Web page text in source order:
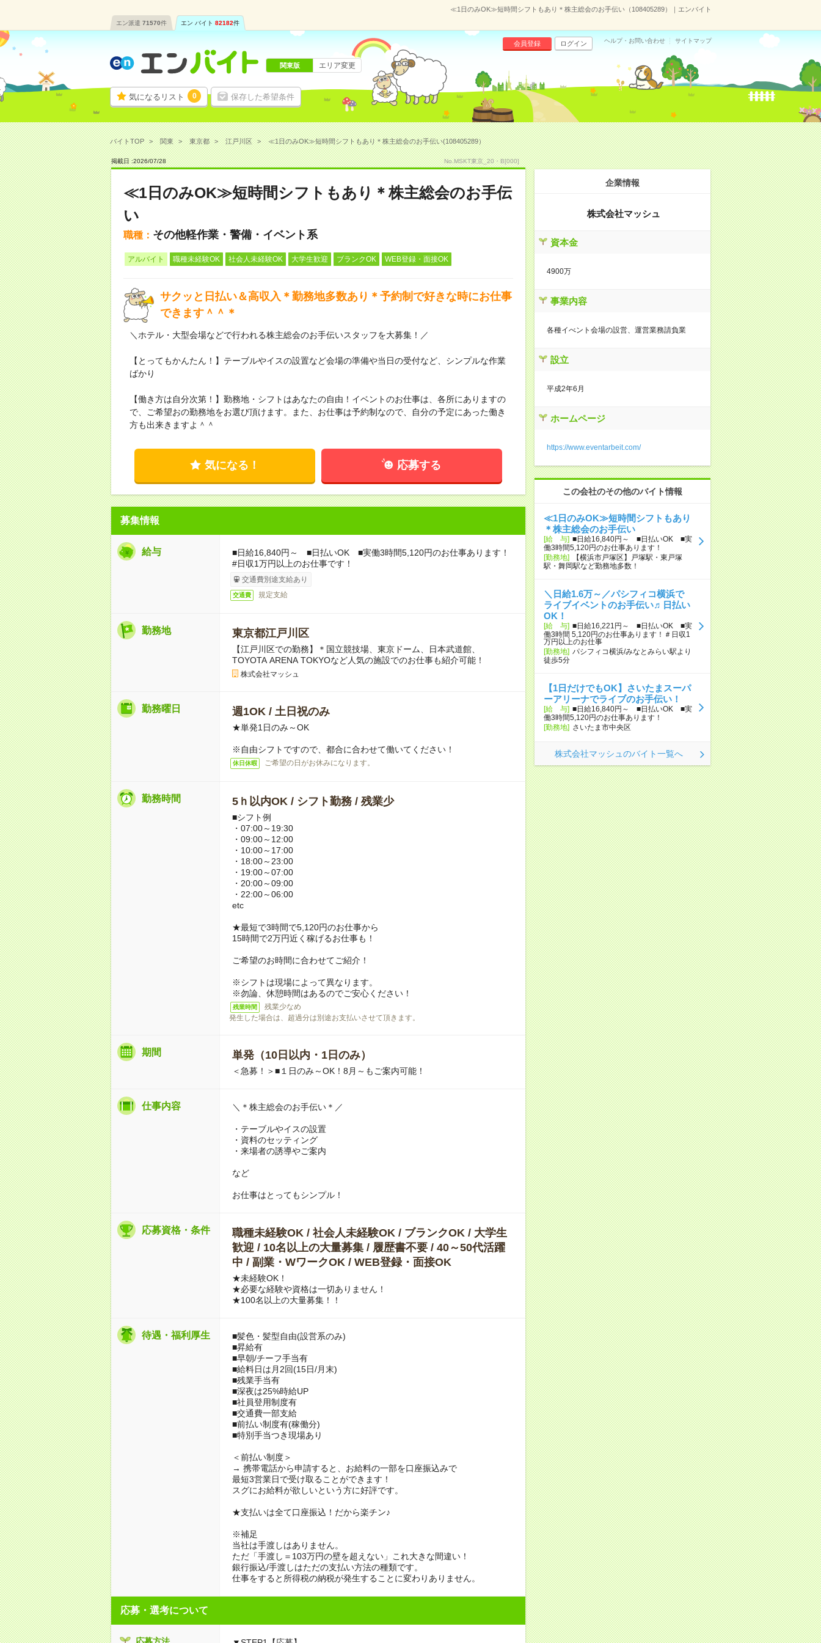
≪1日のみOK≫短時間シフトもあり＊株主総会のお手伝い（108405289）｜エンバイト
エン派遣 71570件 エン バイト 82182件
気になるリスト 0 保存した希望条件
会員登録 ログイン ヘルプ・お問い合わせ サイトマップ
関東版 エリア変更
バイトTOP 関東 東京都 江戸川区 ≪1日のみOK≫短時間シフトもあり＊株主総会のお手伝い(108405289）
掲載日 :2026/07/28 No.MSKT東京_20・B[000]
≪1日のみOK≫短時間シフトもあり＊株主総会のお手伝
い
職種： その他軽作業・警備・イベント系
アルバイト 職種未経験OK 社会人未経験OK 大学生歓迎 ブランクOK WEB登録・面接OK
サクッと日払い＆高収入＊勤務地多数あり＊予約制で好きな時にお仕事
できます＾＾＊
＼ホテル・大型会場などで行われる株主総会のお手伝いスタッフを大募集！／
【とってもかんたん！】テーブルやイスの設置など会場の準備や当日の受付など、シンプルな作業
ばかり
【働き方は自分次第！】勤務地・シフトはあなたの自由！イベントのお仕事は、各所にありますの
で、ご希望おの勤務地をお選び頂けます。また、お仕事は予約制なので、自分の予定にあった働き
方も出来きますよ＾＾
気になる！ 応募する
募集情報
給与
■日給16,840円～ ■日払いOK ■実働3時間5,120円のお仕事あります！
#日収1万円以上のお仕事です！
交通費別途支給あり
交通費 規定支給
勤務地 東京都江戸川区
【江戸川区での勤務】＊国立競技場、東京ドーム、日本武道館、
TOYOTA ARENA TOKYOなど人気の施設でのお仕事も紹介可能！
株式会社マッシュ
勤務曜日 週1OK / 土日祝のみ
★単発1日のみ～OK
※自由シフトですので、都合に合わせて働いてください！
休日休暇 ご希望の日がお休みになります。
勤務時間 5ｈ以内OK / シフト勤務 / 残業少
■シフト例
・07:00～19:30
・09:00～12:00
・10:00～17:00
・18:00～23:00
・19:00～07:00
・20:00～09:00
・22:00～06:00
etc
★最短で3時間で5,120円のお仕事から
15時間で2万円近く稼げるお仕事も！
ご希望のお時間に合わせてご紹介！
※シフトは現場によって異なります。
※勿論、休憩時間はあるのでご安心ください！
残業時間
残業少なめ
発生した場合は、超過分は別途お支払いさせて頂きます。
期間 単発（10日以内・1日のみ）
＜急募！＞■１日のみ～OK！8月～もご案内可能！
仕事内容 ＼＊株主総会のお手伝い＊／
・テーブルやイスの設置
・資料のセッティング
・来場者の誘導やご案内
など
お仕事はとってもシンプル！
応募資格・条件
職種未経験OK / 社会人未経験OK / ブランクOK / 大学生
歓迎 / 10名以上の大量募集 / 履歴書不要 / 40～50代活躍
中 / 副業・WワークOK / WEB登録・面接OK
★未経験OK！
★必要な経験や資格は一切ありません！
★100名以上の大量募集！！
待遇・福利厚生
■髪色・髪型自由(設営系のみ)
■昇給有
■早朝/チーフ手当有
■給料日は月2回(15日/月末)
■残業手当有
■深夜は25%時給UP
■社員登用制度有
■交通費一部支給
■前払い制度有(稼働分)
■特別手当つき現場あり
＜前払い制度＞
→ 携帯電話から申請すると、お給料の一部を口座振込みで
最短3営業日で受け取ることができます！
スグにお給料が欲しいという方に好評です。
★支払いは全て口座振込！だから楽チン♪
※補足
当社は手渡しはありません。
ただ「手渡し＝103万円の壁を超えない」これ大きな間違い！
銀行振込/手渡しはただの支払い方法の種類です。
仕事をすると所得税の納税が発生することに変わりありません。
応募・選考について
応募方法
企業情報
株式会社マッシュ
資本金
4900万
事業内容
各種イべント会場の設営、運営業務請負業
設立
平成2年6月
ホームページ
https://www.eventarbeit.com/
この会社のその他のバイト情報
≪1日のみOK≫短時間シフトもあり
＊株主総会のお手伝い
[給 与] ■日給16,840円～ ■日払いOK ■実
働3時間5,120円のお仕事あります！
[勤務地]
【横浜市戸塚区】戸塚駅・東戸塚
駅・舞岡駅など勤務地多数！
＼日給1.6万～／パシフィコ横浜で
ライブイベントのお手伝い♬日払い
OK！
[給 与] ■日給16,221円～ ■日払いOK ■実
働3時間 5,120円のお仕事あります！＃日収1
万円以上のお仕事
[勤務地] パシフィコ横浜/みなとみらい駅より
徒歩5分
【1日だけでもOK】さいたまスーパ
ーアリーナでライブのお手伝い！
[給 与] ■日給16,840円～ ■日払いOK ■実
働3時間5,120円のお仕事あります！
[勤務地] さいたま市中央区
株式会社マッシュのバイト一覧へ